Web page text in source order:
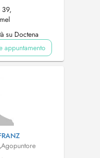
39,
su Doctena
appuntamento
,Agopuntore